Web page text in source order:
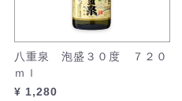
八重泉 泡盛３０度 ７２０
ｍｌ
¥ 1,280